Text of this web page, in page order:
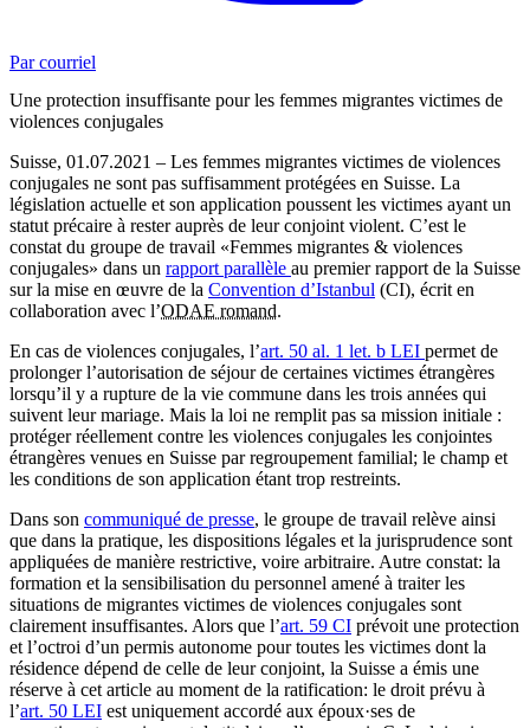
Par courriel
Une protection insuffisante pour les femmes migrantes victimes de
violences conjugales
Suisse, 01.07.2021 – Les femmes migrantes victimes de violences
conjugales ne sont pas suffisamment protégées en Suisse. La
législation actuelle et son application poussent les victimes ayant un
statut précaire à rester auprès de leur conjoint violent. C’est le
constat du groupe de travail «Femmes migrantes & violences
conjugales» dans un rapport parallèle au premier rapport de la Suisse
sur la mise en œuvre de la Convention d’Istanbul (CI), écrit en
collaboration avec l’ODAE romand.
En cas de violences conjugales, l’art. 50 al. 1 let. b LEI permet de
prolonger l’autorisation de séjour de certaines victimes étrangères
lorsqu’il y a rupture de la vie commune dans les trois années qui
suivent leur mariage. Mais la loi ne remplit pas sa mission initiale :
protéger réellement contre les violences conjugales les conjointes
étrangères venues en Suisse par regroupement familial; le champ et
les conditions de son application étant trop restreints.
Dans son communiqué de presse, le groupe de travail relève ainsi
que dans la pratique, les dispositions légales et la jurisprudence sont
appliquées de manière restrictive, voire arbitraire. Autre constat: la
formation et la sensibilisation du personnel amené à traiter les
situations de migrantes victimes de violences conjugales sont
clairement insuffisantes. Alors que l’art. 59 CI prévoit une protection
et l’octroi d’un permis autonome pour toutes les victimes dont la
résidence dépend de celle de leur conjoint, la Suisse a émis une
réserve à cet article au moment de la ratification: le droit prévu à
l’art. 50 LEI est uniquement accordé aux époux·ses de